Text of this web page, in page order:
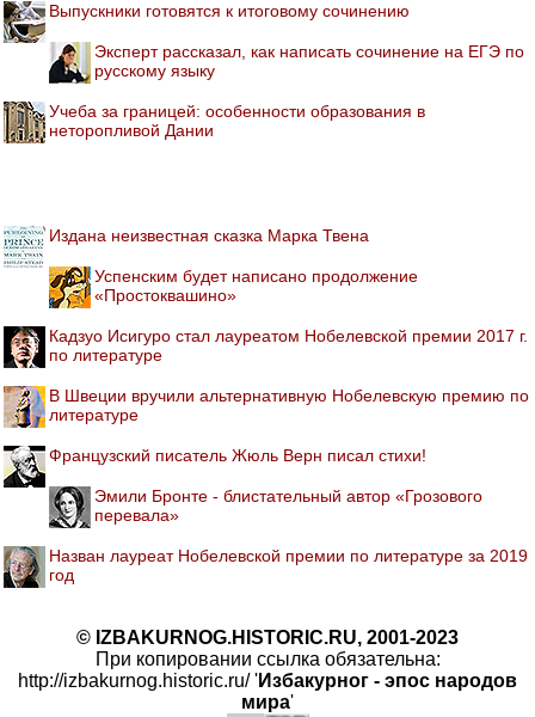
Выпускники готовятся к итоговому сочинению
Эксперт рассказал, как написать сочинение на ЕГЭ по
русскому языку
Учеба за границей: особенности образования в
неторопливой Дании
Издана неизвестная сказка Марка Твена
Успенским будет написано продолжение
«Простоквашино»
Кадзуо Исигуро стал лауреатом Нобелевской премии 2017 г.
по литературе
В Швеции вручили альтернативную Нобелевскую премию по
литературе
Французский писатель Жюль Верн писал стихи!
Эмили Бронте - блистательный автор «Грозового
перевала»
Назван лауреат Нобелевской премии по литературе за 2019
год
© IZBAKURNOG.HISTORIC.RU, 2001-2023
При копировании ссылка обязательна:
http://izbakurnog.historic.ru/ 'Избакурног - эпос народов
мира'